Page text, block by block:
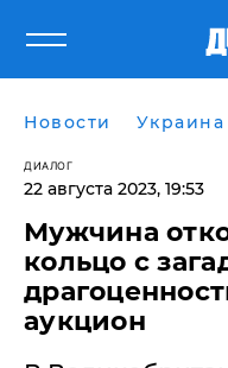
Новости Украина
ДИАЛОГ
22 августа 2023, 19:53
Мужчина
кольцо с
аукцион